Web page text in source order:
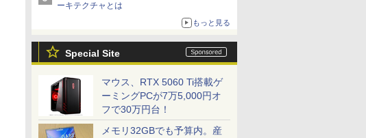
ーキテクチャとは
もっと見る
Special Site
マウス、RTX 5060 Ti搭載ゲ
ーミングPCが7万5,000円オ
フで30万円台！
メモリ32GBでも予算内。産